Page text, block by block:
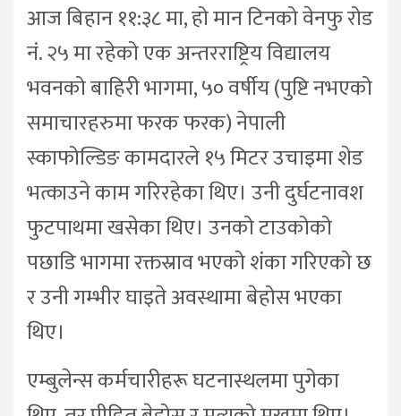
आज बिहान ११:३८ मा, हो मान टिनको वेनफु रोड
नं. २५ मा रहेको एक अन्तरराष्ट्रिय विद्यालय
भवनको बाहिरी भागमा, ५० वर्षीय (पुष्टि नभएको
समाचारहरुमा फरक फरक) नेपाली
स्काफोल्डिङ कामदारले १५ मिटर उचाइमा शेड
भत्काउने काम गरिरहेका थिए। उनी दुर्घटनावश
फुटपाथमा खसेका थिए। उनको टाउकोको
पछाडि भागमा रक्तस्राव भएको शंका गरिएको छ
र उनी गम्भीर घाइते अवस्थामा बेहोस भएका
थिए।
एम्बुलेन्स कर्मचारीहरू घटनास्थलमा पुगेका